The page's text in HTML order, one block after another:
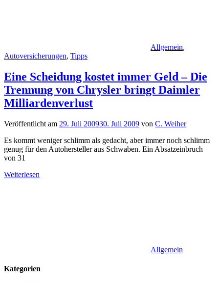
Allgemein,
Autoversicherungen, Tipps
Eine Scheidung kostet immer Geld – Die
Trennung von Chrysler bringt Daimler
Milliardenverlust
Veröffentlicht am 29. Juli 200930. Juli 2009 von C. Weiher
Es kommt weniger schlimm als gedacht, aber immer noch schlimm
genug für den Autohersteller aus Schwaben. Ein Absatzeinbruch
von 31
Weiterlesen
Allgemein
Kategorien